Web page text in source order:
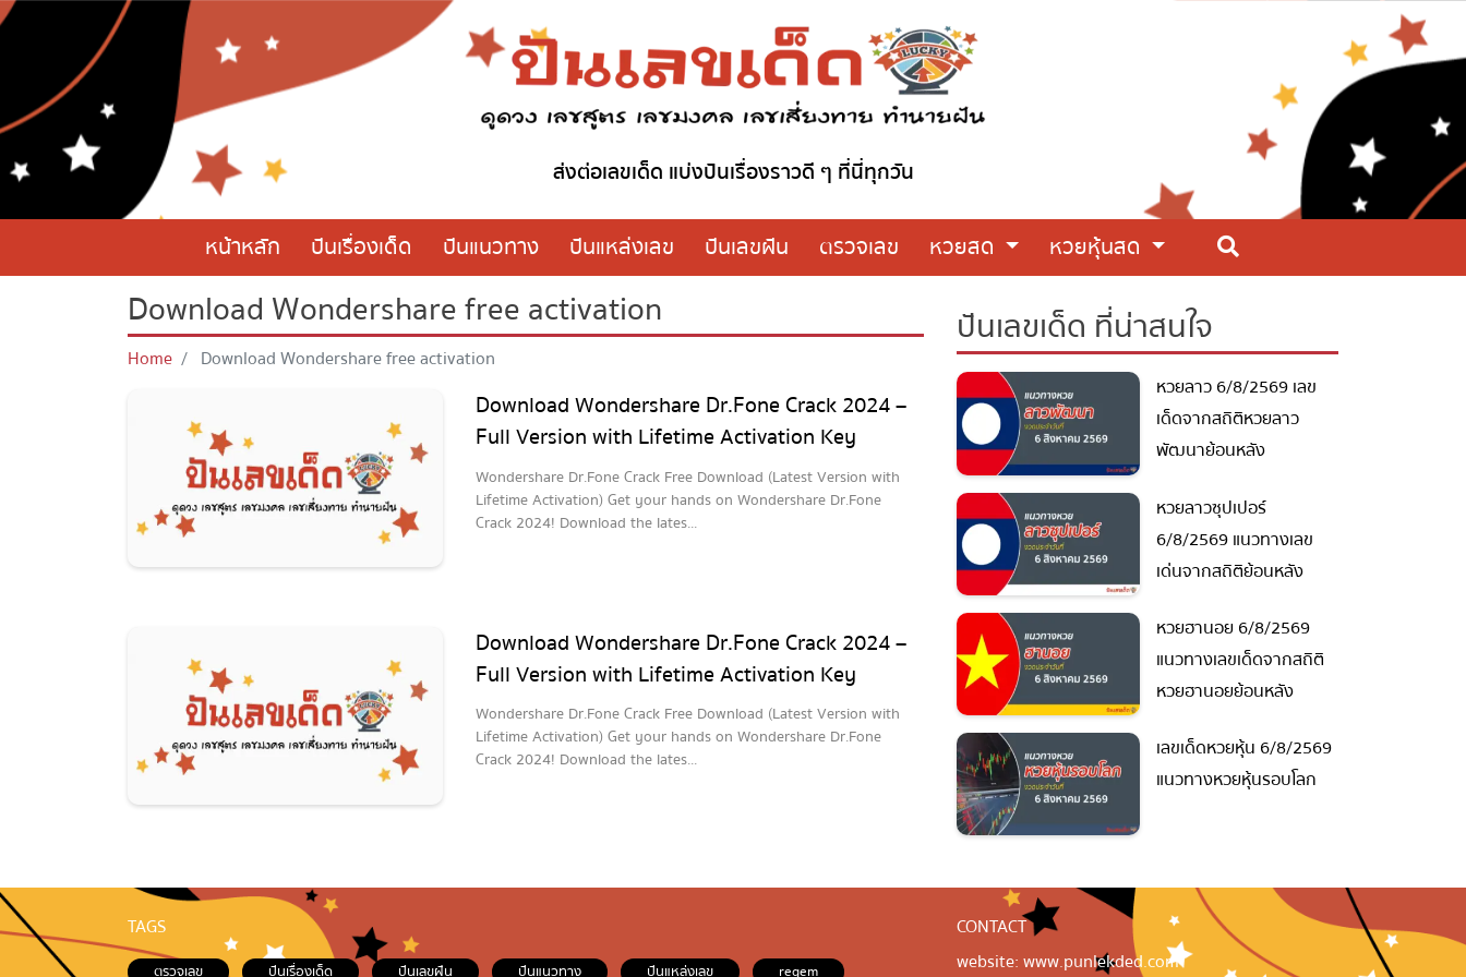
ส่งต่อเลขเด็ด แบ่งปันเรื่องราวดี ๆ ที่นี่ทุกวัน
หน้าหลัก ปันเรื่องเด็ด ปันแนวทาง ปันแหล่งเลข ปันเลขฝัน ตรวจเลข หวยสด หวยหุ้นสด
Download Wondershare free activation
Home Download Wondershare free activation
Download Wondershare Dr.Fone Crack 2024 –
Full Version with Lifetime Activation Key
Wondershare Dr.Fone Crack Free Download (Latest Version with
Lifetime Activation) Get your hands on Wondershare Dr.Fone
Crack 2024! Download the lates...
Download Wondershare Dr.Fone Crack 2024 –
Full Version with Lifetime Activation Key
Wondershare Dr.Fone Crack Free Download (Latest Version with
Lifetime Activation) Get your hands on Wondershare Dr.Fone
Crack 2024! Download the lates...
ปันเลขเด็ด ที่น่าสนใจ
หวยลาว 6/8/2569 เลข
เด็ดจากสถิติหวยลาว
พัฒนาย้อนหลัง
หวยลาวซุปเปอร์
6/8/2569 แนวทางเลข
เด่นจากสถิติย้อนหลัง
หวยฮานอย 6/8/2569
แนวทางเลขเด็ดจากสถิติ
หวยฮานอยย้อนหลัง
เลขเด็ดหวยหุ้น 6/8/2569
แนวทางหวยหุ้นรอบโลก
TAGS
ตรวจเลข ปันเรื่องเด็ด ปันเลขฝัน ปันแนวทาง ปันแหล่งเลข regem
CONTACT
website: www.punlekded.com